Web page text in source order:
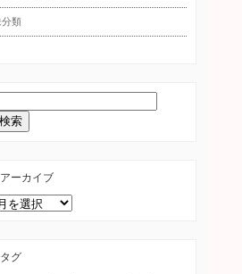
分類
アーカイブ
タグ